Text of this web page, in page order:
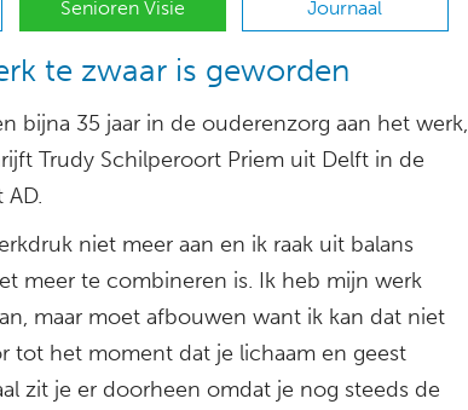
Senioren Visie Journaal
te zwaar is geworden
bijna 35 jaar in de ouderenzorg aan het werk,
Trudy Schilperoort Priem uit Delft in de
AD.
niet meer aan en ik raak uit balans
meer te combineren is. Ik heb mijn werk
maar moet afbouwen want ik kan dat niet
tot het moment dat je lichaam en geest
zit je er doorheen omdat je nog steeds de